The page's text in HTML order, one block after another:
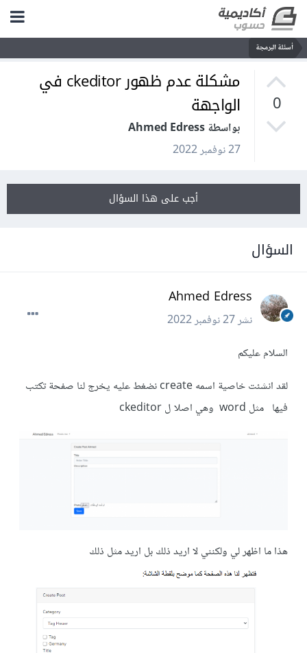
أسئلة البرمجة
0
مشكلة عدم ظهور ckeditor في
الواجهة
بواسطة Ahmed Edress
27 نوفمبر 2022
أجب على هذا السؤال
السؤال
Ahmed Edress
نشر27 نوفمبر 2022
السلام عليكم
لقد انشئت خاصية اسمه create نضغط عليه يخرج لنا صفحة تكتب
فيها مثل word وهي اصلا ل ckeditor
هذا ما اظهر لي ولكنني لا اريد ذلك بل اريد مثل ذلك